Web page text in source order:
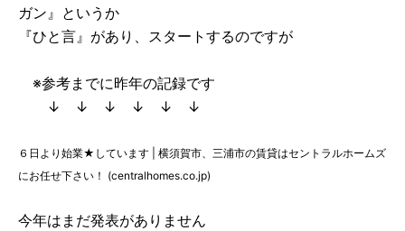
ガン』というか
『ひと言』があり、スタートするのですが
※参考までに昨年の記録です
↓ ↓ ↓ ↓ ↓ ↓
６日より始業★しています | 横須賀市、三浦市の賃貸はセントラルホームズ
にお任せ下さい！ (centralhomes.co.jp)
今年はまだ発表がありません